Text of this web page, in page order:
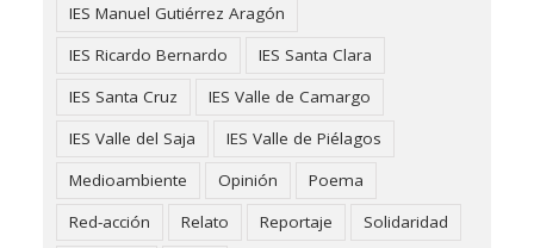
IES Manuel Gutiérrez Aragón
IES Ricardo Bernardo
IES Santa Clara
IES Santa Cruz
IES Valle de Camargo
IES Valle del Saja
IES Valle de Piélagos
Medioambiente
Opinión
Poema
Red-acción
Relato Reportaje
Solidaridad